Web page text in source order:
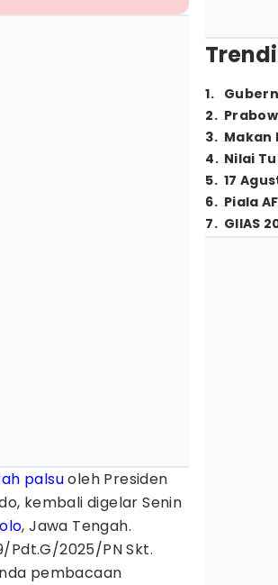
palsuoleh Presiden
kembali digelar Senin
, Jawa Tengah.
2025/PN Skt.
pembacaan
1.
2.
3. Makan
4. Nilai
5. 17
6. Piala
7. GIIAS